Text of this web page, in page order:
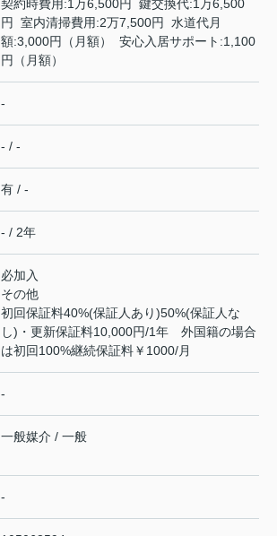
契約時費用:1万6,500円 鍵交換代:1万6,500
円 室内清掃費用:2万7,500円 水道代月
額:3,000円（月額） 安心入居サポート:1,100
円（月額）
-
- / -
有 / -
- / 2年
必加入
その他
初回保証料40%(保証人あり)50%(保証人な
し)・更新保証料10,000円/1年 外国籍の場合
は初回100%継続保証料￥1000/月
-
一般媒介 / 一般
-